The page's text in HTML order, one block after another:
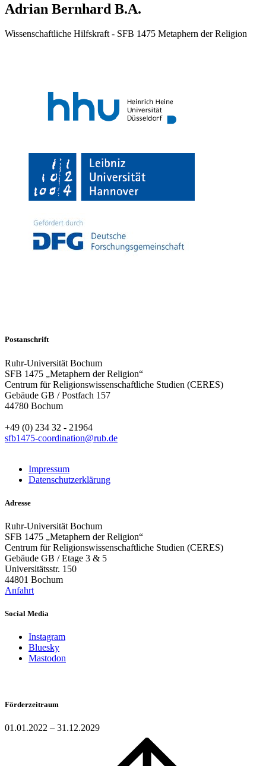
Adrian Bernhard B.A.
Wissenschaftliche Hilfskraft - SFB 1475 Metaphern der Religion
Postanschrift
Ruhr-Universität Bochum
SFB 1475 „Metaphern der Religion“
Centrum für Religionswissenschaftliche Studien (CERES)
Gebäude GB / Postfach 157
44780 Bochum
+49 (0) 234 32 - 21964
sfb1475-coordination@rub.de
Impressum
Datenschutzerklärung
Adresse
Ruhr-Universität Bochum
SFB 1475 „Metaphern der Religion“
Centrum für Religionswissenschaftliche Studien (CERES)
Gebäude GB / Etage 3 & 5
Universitätsstr. 150
44801 Bochum
Anfahrt
Social Media
Instagram
Bluesky
Mastodon
Förderzeitraum
01.01.2022 – 31.12.2029